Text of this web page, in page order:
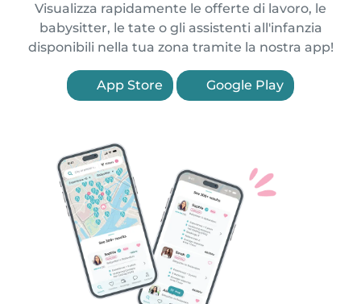
Visualizza rapidamente le offerte di lavoro, le
babysitter, le tate o gli assistenti all'infanzia
disponibili nella tua zona tramite la nostra app!
App Store Google Play